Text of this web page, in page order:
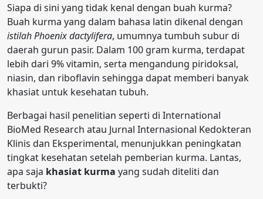
Siapa di sini yang tidak kenal dengan buah kurma?
Buah kurma yang dalam bahasa latin dikenal dengan
istilah Phoenix dactylifera, umumnya tumbuh subur di
daerah gurun pasir. Dalam 100 gram kurma, terdapat
lebih dari 9% vitamin, serta mengandung piridoksal,
niasin, dan riboflavin sehingga dapat memberi banyak
khasiat untuk kesehatan tubuh.
Berbagai hasil penelitian seperti di International
BioMed Research atau Jurnal Internasional Kedokteran
Klinis dan Eksperimental, menunjukkan peningkatan
tingkat kesehatan setelah pemberian kurma. Lantas,
apa saja khasiat kurma yang sudah diteliti dan
terbukti?